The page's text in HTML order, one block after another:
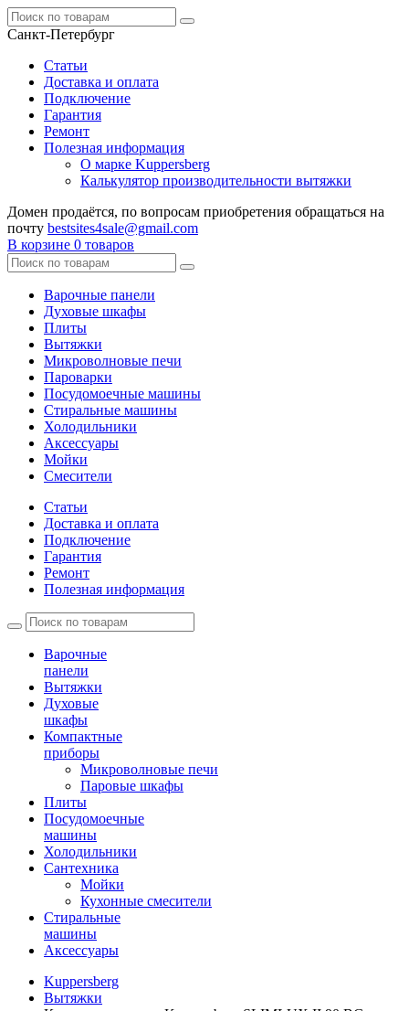
Санкт-Петербург
Статьи
Доставка и оплата
Подключение
Гарантия
Ремонт
Полезная информация
О марке Kuppersberg
Калькулятор производительности вытяжки
Домен продаётся, по вопросам приобретения обращаться на
почту bestsites4sale@gmail.com
В корзине 0 товаров
Варочные панели
Духовые шкафы
Плиты
Вытяжки
Микроволновые печи
Пароварки
Посудомоечные машины
Стиральные машины
Холодильники
Аксессуары
Мойки
Cмесители
Статьи
Доставка и оплата
Подключение
Гарантия
Ремонт
Полезная информация
Варочные
панели
Вытяжки
Духовые
шкафы
Компактные
приборы
Микроволновые печи
Паровые шкафы
Плиты
Посудомоечные
машины
Холодильники
Сантехника
Мойки
Кухонные смесители
Стиральные
машины
Аксессуары
Kuppersberg
Вытяжки